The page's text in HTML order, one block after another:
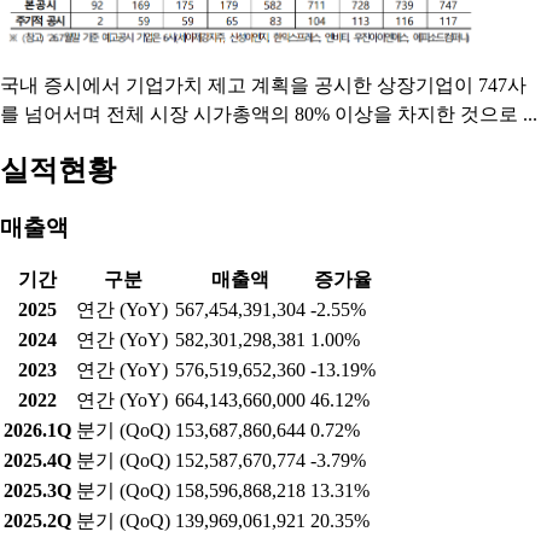
국내 증시에서 기업가치 제고 계획을 공시한 상장기업이 747사
를 넘어서며 전체 시장 시가총액의 80% 이상을 차지한 것으로 ...
실적현황
매출액
기간 구분 매출액
증가율
2025
연간 (YoY) 567,454,391,304 -2.55%
2024
연간 (YoY) 582,301,298,381 1.00%
2023
연간 (YoY) 576,519,652,360 -13.19%
2022
연간 (YoY) 664,143,660,000 46.12%
2026.1Q 분기 (QoQ) 153,687,860,644 0.72%
2025.4Q 분기 (QoQ) 152,587,670,774 -3.79%
2025.3Q 분기 (QoQ) 158,596,868,218 13.31%
2025.2Q 분기 (QoQ) 139,969,061,921 20.35%